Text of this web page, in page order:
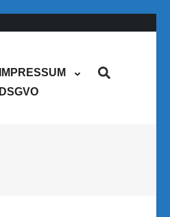
IMPRESSUM
DSGVO